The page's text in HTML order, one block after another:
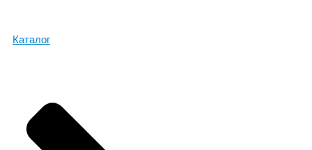
Каталог